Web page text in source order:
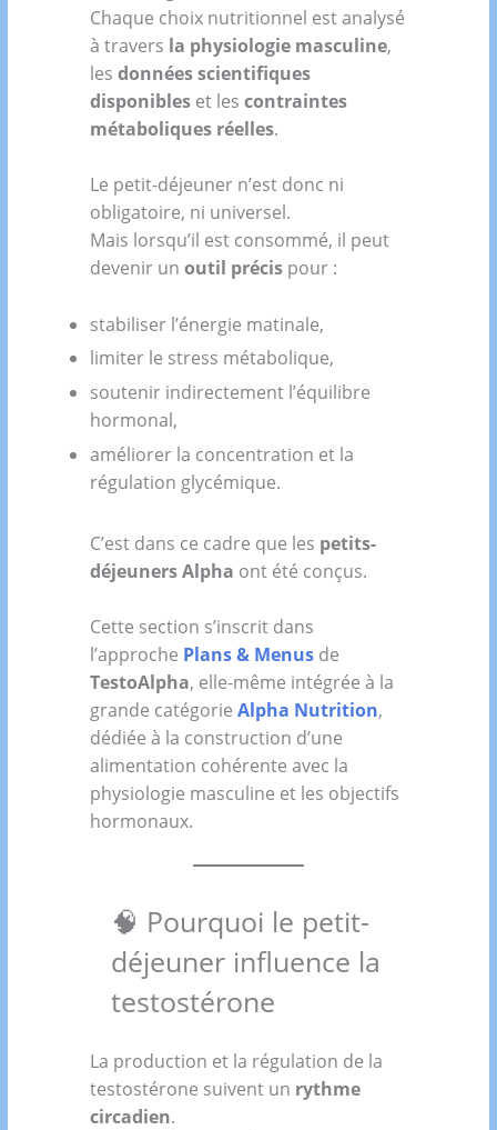
Chaque choix nutritionnel est analysé
à travers la physiologie masculine,
lesdonnées scientifiques
disponibles et lescontraintes
métaboliques réelles.
Le petit-déjeuner n’est donc ni
obligatoire, ni universel.
Mais lorsqu’il est consommé, il peut
devenir unoutil précis pour :
stabiliser l’énergie matinale,
limiter le stress métabolique,
soutenir indirectement l’équilibre
hormonal,
améliorer la concentration et la
régulation glycémique.
C’est dans ce cadre que les petits-
déjeuners Alpha ont été conçus.
Cette section s’inscrit dans
l’approche Plans & Menus de
TestoAlpha, elle-même intégrée à la
grande catégorieAlpha Nutrition,
dédiée à la construction d’une
alimentation cohérente avec la
physiologie masculine et les objectifs
hormonaux.
🧠 Pourquoi le petit-
déjeuner influence la
testostérone
La production et la régulation de la
testostérone suivent un rythme
circadien.